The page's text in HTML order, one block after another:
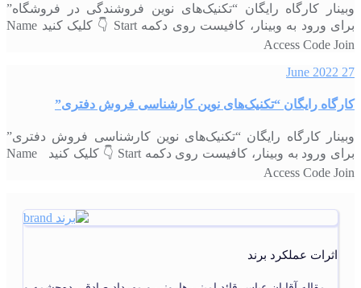
وبینار کارگاه رایگان “تکنیک‌های نوین فروشندگی در فروشگاه”
برای ورود به وبینار،‌ کافیست روی دکمه Start 👇 کلیک کنید Name
Access Code Join
27 June 2022
کارگاه رایگان “تکنیک‌های نوین کارشناسی فروش دفتری”
وبینار کارگاه رایگان “تکنیک‌های نوین کارشناسی فروش دفتری”
برای ورود به وبینار،‌ کافیست روی دکمه Start 👇 کلیک کنید Name
Access Code Join
اثرات عملکرد برند